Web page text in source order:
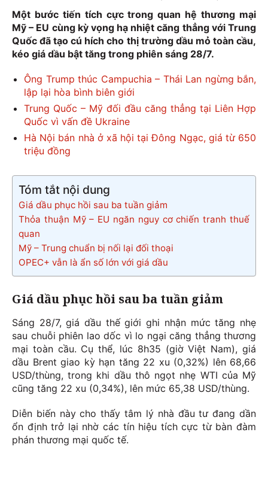
Một bước tiến tích cực trong quan hệ thương mại
Mỹ – EU cùng kỳ vọng hạ nhiệt căng thẳng với Trung
Quốc đã tạo cú hích cho thị trường dầu mỏ toàn cầu,
kéo giá dầu bật tăng trong phiên sáng 28/7.
Ông Trump thúc Campuchia – Thái Lan ngừng bắn,
lập lại hòa bình biên giới
Trung Quốc – Mỹ đối đầu căng thẳng tại Liên Hợp
Quốc vì vấn đề Ukraine
Hà Nội bán nhà ở xã hội tại Đông Ngạc, giá từ 650
triệu đồng
Tóm tắt nội dung
Giá dầu phục hồi sau ba tuần giảm
Thỏa thuận Mỹ – EU ngăn nguy cơ chiến tranh thuế
quan
Mỹ – Trung chuẩn bị nối lại đối thoại
OPEC+ vẫn là ẩn số lớn với giá dầu
Giá dầu phục hồi sau ba tuần giảm
Sáng 28/7, giá dầu thế giới ghi nhận mức tăng nhẹ
sau chuỗi phiên lao dốc vì lo ngại căng thẳng thương
mại toàn cầu. Cụ thể, lúc 8h35 (giờ Việt Nam), giá
dầu Brent giao kỳ hạn tăng 22 xu (0,32%) lên 68,66
USD/thùng, trong khi dầu thô ngọt nhẹ WTI của Mỹ
cũng tăng 22 xu (0,34%), lên mức 65,38 USD/thùng.
Diễn biến này cho thấy tâm lý nhà đầu tư đang dần
ổn định trở lại nhờ các tín hiệu tích cực từ bàn đàm
phán thương mại quốc tế.